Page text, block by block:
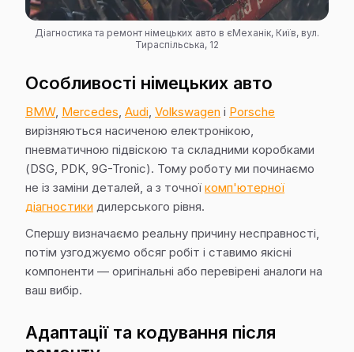
Діагностика та ремонт німецьких авто в єМеханік, Київ, вул.
Тираспільська, 12
Особливості німецьких авто
BMW, Mercedes, Audi, Volkswagen і Porsche
вирізняються насиченою електронікою,
пневматичною підвіскою та складними коробками
(DSG, PDK, 9G-Tronic). Тому роботу ми починаємо
не із заміни деталей, а з точної комп'ютерної
діагностики дилерського рівня.
Спершу визначаємо реальну причину несправності,
потім узгоджуємо обсяг робіт і ставимо якісні
компоненти — оригінальні або перевірені аналоги на
ваш вибір.
Адаптації та кодування після